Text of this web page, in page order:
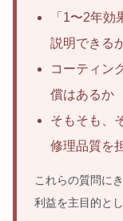
「1〜2年
説明できる
コーティン
償はあるか
そもそも、
修理品質を
これらの質問に
利益を主目的と